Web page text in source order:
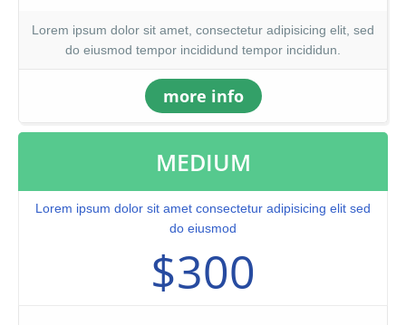
Lorem ipsum dolor sit amet, consectetur adipisicing elit, sed
do eiusmod tempor incididund tempor incididun.
more info
MEDIUM
Lorem ipsum dolor sit amet consectetur adipisicing elit sed
do eiusmod
$300